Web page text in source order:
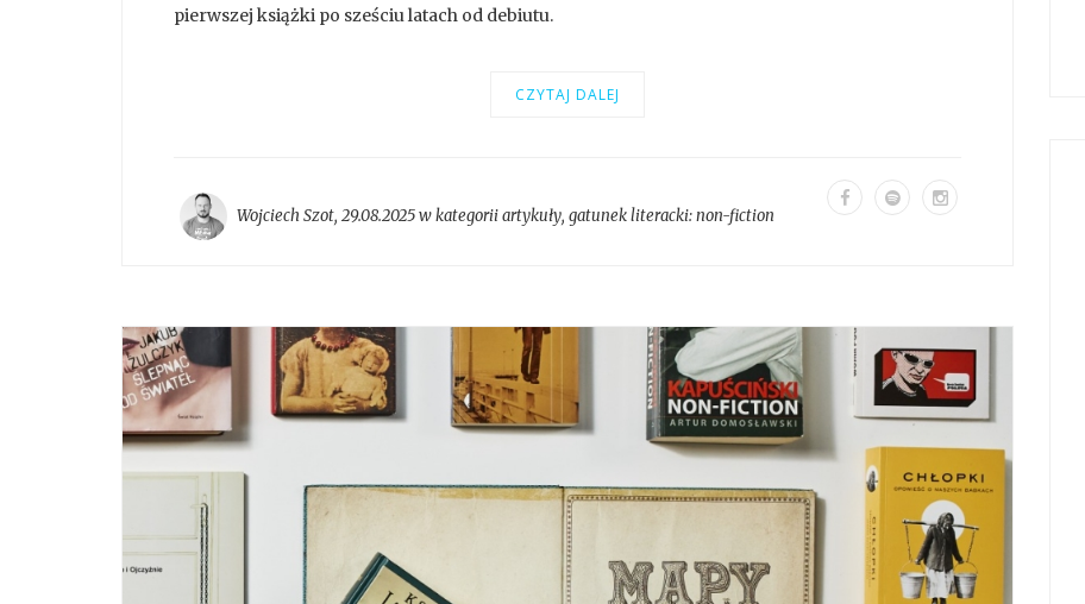
pierwszej książki po sześciu latach od debiutu.
CZYTAJ DALEJ
Wojciech Szot, 29.08.2025 w kategoriiartykuły, gatunek literacki:non-fiction